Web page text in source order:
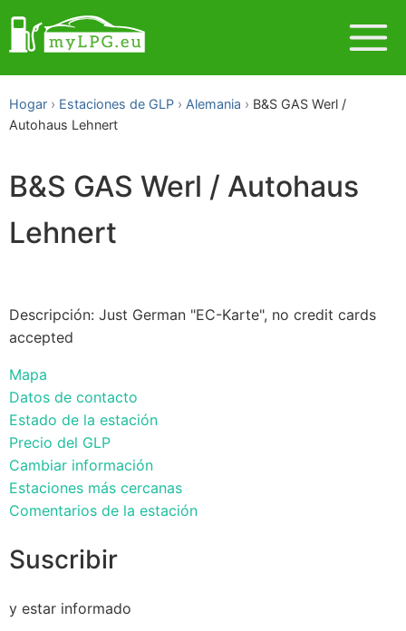
Hogar Estaciones de GLP Alemania
B&S GAS Werl /
Autohaus Lehnert
B&S GAS Werl / Autohaus
Lehnert
Descripción: Just German "EC-Karte", no credit cards
accepted
Mapa
Datos de contacto
Estado de la estación
Precio del GLP
Cambiar información
Estaciones más cercanas
Comentarios de la estación
Suscribir
y estar informado